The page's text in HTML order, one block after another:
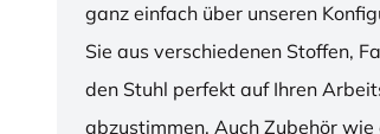
ganz einfach über unseren
Sie aus verschiedenen Stoffen,
den Stuhl perfekt auf Ihren
abzustimmen. Auch Zubehör